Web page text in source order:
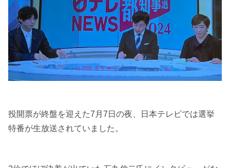
投開票が終盤を迎えた7月7日の夜、日本テレビでは選挙
特番が生放送されていました。